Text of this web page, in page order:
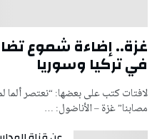
غزة.. إضاءة شموع
في تركيا وسوريا
لافتات كتب على بعضها: “نعتصر ألما
مصابنا” غزة – الأناضول: …